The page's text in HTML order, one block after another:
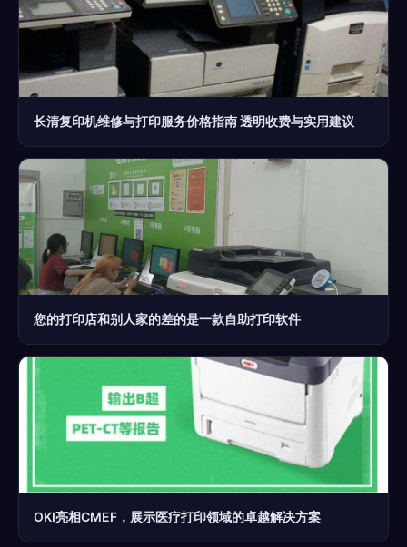
长清复印机维修与打印服务价格指南 透明收费与实用建议
您的打印店和别人家的差的是一款自助打印软件
OKI亮相CMEF，展示医疗打印领域的卓越解决方案